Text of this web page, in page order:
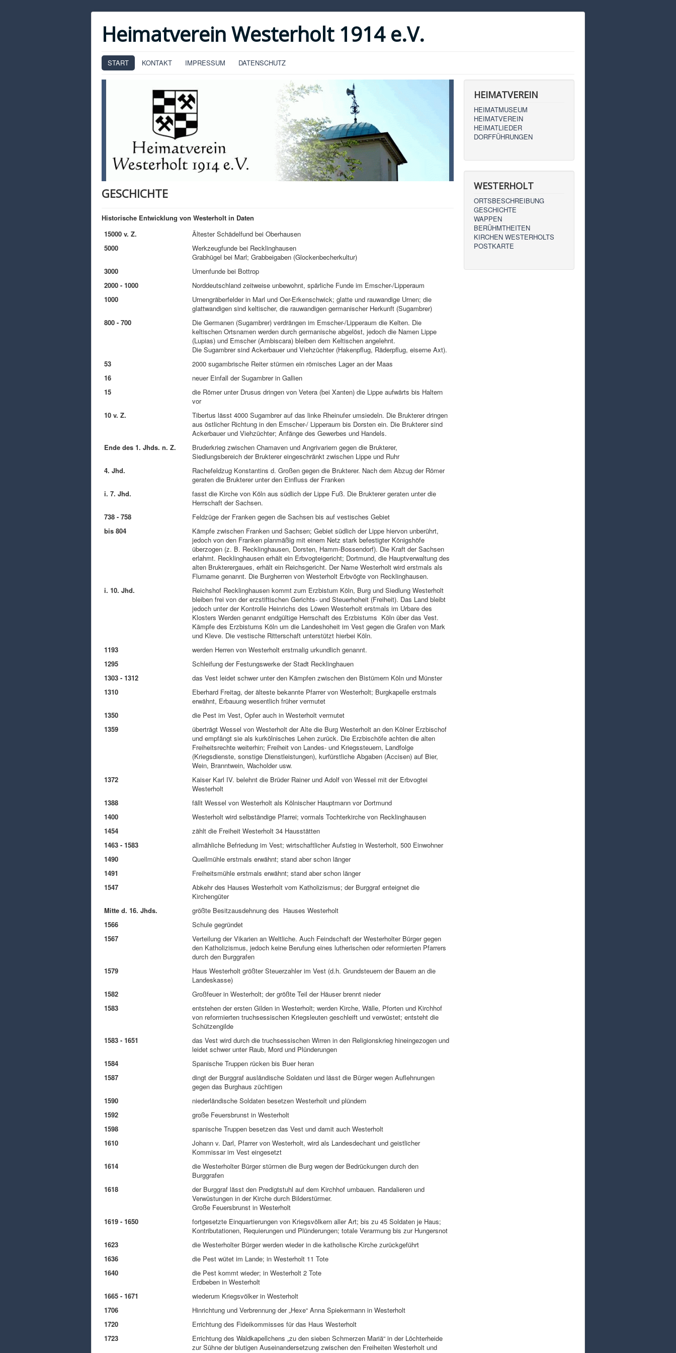
Heimatverein Westerholt 1914 e.V.
START KONTAKT IMPRESSUM DATENSCHUTZ
GESCHICHTE
Historische Entwicklung von Westerholt in Daten
15000 v. Z.
Ältester Schädelfund bei Oberhausen
5000
Werkzeugfunde bei Recklinghausen
Grabhügel bei Marl; Grabbeigaben (Glockenbecherkultur)
3000
Urnenfunde bei Bottrop
2000 - 1000
Norddeutschland zeitweise unbewohnt, spärliche Funde im Emscher-/Lipperaum
1000
Urnengräberfelder in Marl und Oer-Erkenschwick; glatte und rauwandige Urnen; die
glattwandigen sind keltischer, die rauwandigen germanischer Herkunft (Sugambrer)
800 - 700
Die Germanen (Sugambrer) verdrängen im Emscher-/Lipperaum die Kelten. Die
keltischen Ortsnamen werden durch germanische abgelöst, jedoch die Namen Lippe
(Lupias) und Emscher (Ambiscara) bleiben dem Keltischen angelehnt.
Die Sugambrer sind Ackerbauer und Viehzüchter (Hakenpflug, Räderpflug, eiserne Axt).
53
2000 sugambrische Reiter stürmen ein römisches Lager an der Maas
16
neuer Einfall der Sugambrer in Gallien
15
die Römer unter Drusus dringen von Vetera (bei Xanten) die Lippe aufwärts bis Haltern
vor
10 v. Z.
Tibertus lässt 4000 Sugambrer auf das linke Rheinufer umsiedeln. Die Brukterer dringen
aus östlicher Richtung in den Emscher-/ Lipperaum bis Dorsten ein. Die Brukterer sind
Ackerbauer und Viehzüchter; Anfänge des Gewerbes und Handels.
Ende des 1. Jhds. n. Z.
Bruderkrieg zwischen Chamaven und Angrivariern gegen die Brukterer,
Siedlungsbereich der Brukterer eingeschränkt zwischen Lippe und Ruhr
4. Jhd.
Rachefeldzug Konstantins d. Großen gegen die Brukterer. Nach dem Abzug der Römer
geraten die Brukterer unter den Einfluss der Franken
i. 7. Jhd.
fasst die Kirche von Köln aus südlich der Lippe Fuß. Die Brukterer geraten unter die
Herrschaft der Sachsen.
738 - 758
Feldzüge der Franken gegen die Sachsen bis auf vestisches Gebiet
bis 804
Kämpfe zwischen Franken und Sachsen; Gebiet südlich der Lippe hiervon unberührt,
jedoch von den Franken planmäßig mit einem Netz stark befestigter Königshöfe
überzogen (z. B. Recklinghausen, Dorsten, Hamm-Bossendorf). Die Kraft der Sachsen
erlahmt. Recklinghausen erhält ein Erbvogteigericht; Dortmund, die Hauptverwaltung des
alten Brukterergaues, erhält ein Reichsgericht. Der Name Westerholt wird erstmals als
Flurname genannt. Die Burgherren von Westerholt Erbvögte von Recklinghausen.
i. 10. Jhd.
Reichshof Recklinghausen kommt zum Erzbistum Köln, Burg und Siedlung Westerholt
bleiben frei von der erzstiftischen Gerichts- und Steuerhoheit (Freiheit). Das Land bleibt
jedoch unter der Kontrolle Heinrichs des Löwen Westerholt erstmals im Urbare des
Klosters Werden genannt endgültige Herrschaft des Erzbistums Köln über das Vest.
Kämpfe des Erzbistums Köln um die Landeshoheit im Vest gegen die Grafen von Mark
und Kleve. Die vestische Ritterschaft unterstützt hierbei Köln.
1193
werden Herren von Westerholt erstmalig urkundlich genannt.
1295
Schleifung der Festungswerke der Stadt Recklinghauen
1303 - 1312
das Vest leidet schwer unter den Kämpfen zwischen den Bistümern Köln und Münster
1310
Eberhard Freitag, der älteste bekannte Pfarrer von Westerholt; Burgkapelle erstmals
erwähnt, Erbauung wesentlich früher vermutet
1350
die Pest im Vest, Opfer auch in Westerholt vermutet
1359
überträgt Wessel von Westerholt der Alte die Burg Westerholt an den Kölner Erzbischof
und empfängt sie als kurkölnisches Lehen zurück. Die Erzbischöfe achten die alten
Freiheitsrechte weiterhin; Freiheit von Landes- und Kriegssteuern, Landfolge
(Kriegsdienste, sonstige Dienstleistungen), kurfürstliche Abgaben (Accisen) auf Bier,
Wein, Branntwein, Wacholder usw.
1372
Kaiser Karl IV. belehnt die Brüder Rainer und Adolf von Wessel mit der Erbvogtei
Westerholt
1388
fällt Wessel von Westerholt als Kölnischer Hauptmann vor Dortmund
1400
Westerholt wird selbständige Pfarrei; vormals Tochterkirche von Recklinghausen
1454
zählt die Freiheit Westerholt 34 Hausstätten
1463 - 1583
allmähliche Befriedung im Vest; wirtschaftlicher Aufstieg in Westerholt, 500 Einwohner
1490
Quellmühle erstmals erwähnt; stand aber schon länger
1491
Freiheitsmühle erstmals erwähnt; stand aber schon länger
1547
Abkehr des Hauses Westerholt vom Katholizismus; der Burggraf enteignet die
Kirchengüter
Mitte d. 16. Jhds.
größte Besitzausdehnung des Hauses Westerholt
1566
Schule gegründet
1567
Verteilung der Vikarien an Weltliche. Auch Feindschaft der Westerholter Bürger gegen
den Katholizismus, jedoch keine Berufung eines lutherischen oder reformierten Pfarrers
durch den Burggrafen
1579
Haus Westerholt größter Steuerzahler im Vest (d.h. Grundsteuern der Bauern an die
Landeskasse)
1582
Großfeuer in Westerholt; der größte Teil der Häuser brennt nieder
1583
entstehen der ersten Gilden in Westerholt; werden Kirche, Wälle, Pforten und Kirchhof
von reformierten truchsessischen Kriegsleuten geschleift und verwüstet; entsteht die
Schützengilde
1583 - 1651
das Vest wird durch die truchsessischen Wirren in den Religionskrieg hineingezogen und
leidet schwer unter Raub, Mord und Plünderungen
1584
Spanische Truppen rücken bis Buer heran
1587
dingt der Burggraf ausländische Soldaten und lässt die Bürger wegen Auflehnungen
gegen das Burghaus züchtigen
1590
niederländische Soldaten besetzen Westerholt und plündern
1592
große Feuersbrunst in Westerholt
1598
spanische Truppen besetzen das Vest und damit auch Westerholt
1610
Johann v. Darl, Pfarrer von Westerholt, wird als Landesdechant und geistlicher
Kommissar im Vest eingesetzt
1614
die Westerholter Bürger stürmen die Burg wegen der Bedrückungen durch den
Burggrafen
1618
der Burggraf lässt den Predigtstuhl auf dem Kirchhof umbauen. Randalieren und
Verwüstungen in der Kirche durch Bilderstürmer.
Große Feuersbrunst in Westerholt
1619 - 1650
fortgesetzte Einquartierungen von Kriegsvölkern aller Art; bis zu 45 Soldaten je Haus;
Kontributationen, Requierungen und Plünderungen; totale Verarmung bis zur Hungersnot
1623
die Westerholter Bürger werden wieder in die katholische Kirche zurückgeführt
1636
die Pest wütet im Lande; in Westerholt 11 Tote
1640
die Pest kommt wieder; in Westerholt 2 Tote
Erdbeben in Westerholt
1665 - 1671
wiederum Kriegsvölker in Westerholt
1706
Hinrichtung und Verbrennung der „Hexe“ Anna Spiekermann in Westerholt
1720
Errichtung des Fideikommisses für das Haus Westerholt
1723
Errichtung des Waldkapellchens „zu den sieben Schmerzen Mariä“ in der Löchterheide
zur Sühne der blutigen Auseinandersetzung zwischen den Freiheiten Westerholt und
HEIMATVEREIN
HEIMATMUSEUM
HEIMATVEREIN
HEIMATLIEDER
DORFFÜHRUNGEN
WESTERHOLT
ORTSBESCHREIBUNG
GESCHICHTE
WAPPEN
BERÜHMTHEITEN
KIRCHEN WESTERHOLTS
POSTKARTE